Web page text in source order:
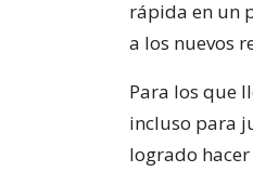
rápida en un
a los nuevos
Para los que
incluso para
logrado